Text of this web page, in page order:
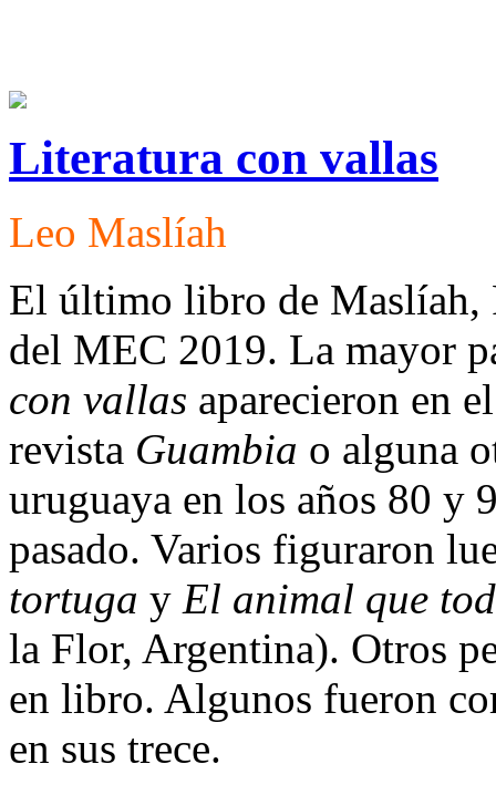
Literatura con vallas
Leo Maslíah
El último libro de Maslíah,
del MEC 2019. La mayor
con vallas aparecieron en
revista Guambia o alguna
uruguaya en los años 80
pasado. Varios figuraron
tortuga y El animal que
la Flor, Argentina). Otros
en libro. Algunos fueron
en sus trece.